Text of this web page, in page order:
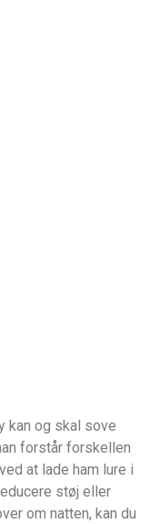
kan og skal sove
forstår forskellen
at lade ham lure i
støj eller
om natten, kan du